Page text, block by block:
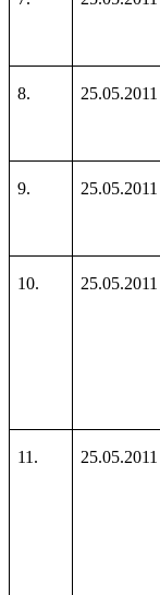
8. 25.05.2011
9. 25.05.2011
10. 25.05.2011
11. 25.05.2011